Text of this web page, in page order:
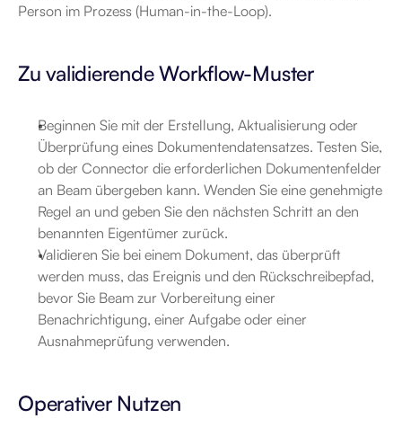
Person im Prozess (Human-in-the-Loop).
Zu validierende Workflow-Muster
Beginnen Sie mit der Erstellung, Aktualisierung oder
Überprüfung eines Dokumentendatensatzes. Testen Sie,
ob der Connector die erforderlichen Dokumentenfelder
an Beam übergeben kann. Wenden Sie eine genehmigte
Regel an und geben Sie den nächsten Schritt an den
benannten Eigentümer zurück.
Validieren Sie bei einem Dokument, das überprüft
werden muss, das Ereignis und den Rückschreibepfad,
bevor Sie Beam zur Vorbereitung einer
Benachrichtigung, einer Aufgabe oder einer
Ausnahmeprüfung verwenden.
Operativer Nutzen